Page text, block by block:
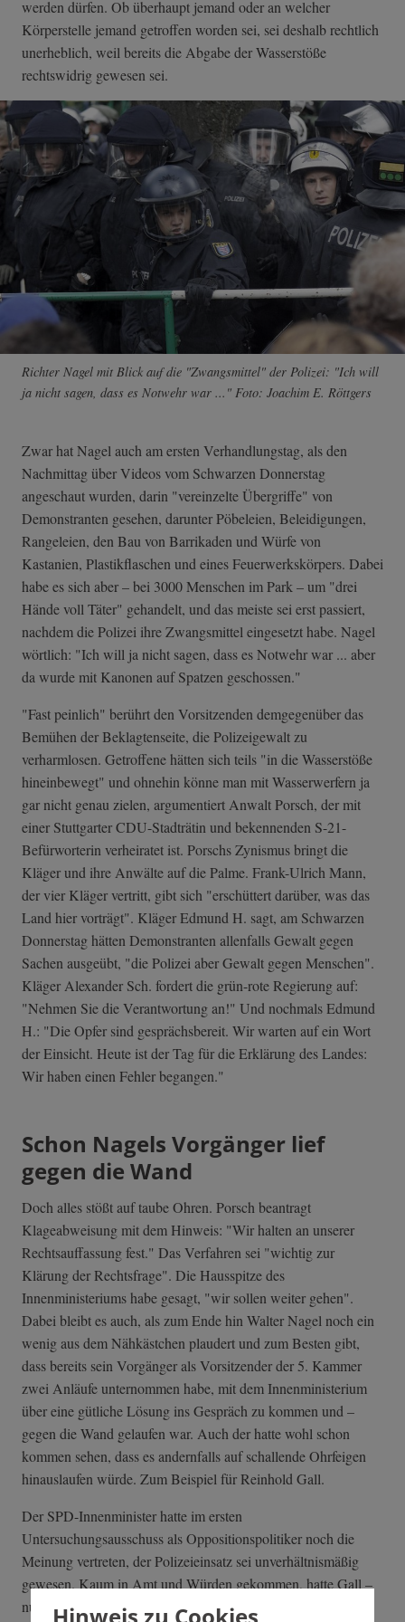
werden dürfen. Ob überhaupt jemand oder an welcher
Körperstelle jemand getroffen worden sei, sei deshalb rechtlich
unerheblich, weil bereits die Abgabe der Wasserstöße
rechtswidrig gewesen sei.
Richter Nagel mit Blick auf die "Zwangsmittel" der Polizei: "Ich will
ja nicht sagen, dass es Notwehr war ..." Foto: Joachim E. Röttgers
Zwar hat Nagel auch am ersten Verhandlungstag, als den
Nachmittag über Videos vom Schwarzen Donnerstag
angeschaut wurden, darin "vereinzelte Übergriffe" von
Demonstranten gesehen, darunter Pöbeleien, Beleidigungen,
Rangeleien, den Bau von Barrikaden und Würfe von
Kastanien, Plastikflaschen und eines Feuerwerkskörpers. Dabei
habe es sich aber – bei 3000 Menschen im Park – um "drei
Hände voll Täter" gehandelt, und das meiste sei erst passiert,
nachdem die Polizei ihre Zwangsmittel eingesetzt habe. Nagel
wörtlich: "Ich will ja nicht sagen, dass es Notwehr war ... aber
da wurde mit Kanonen auf Spatzen geschossen."
"Fast peinlich" berührt den Vorsitzenden demgegenüber das
Bemühen der Beklagtenseite, die Polizeigewalt zu
verharmlosen. Getroffene hätten sich teils "in die Wasserstöße
hineinbewegt" und ohnehin könne man mit Wasserwerfern ja
gar nicht genau zielen, argumentiert Anwalt Porsch, der mit
einer Stuttgarter CDU-Stadträtin und bekennenden S-21-
Befürworterin verheiratet ist. Porschs Zynismus bringt die
Kläger und ihre Anwälte auf die Palme. Frank-Ulrich Mann,
der vier Kläger vertritt, gibt sich "erschüttert darüber, was das
Land hier vorträgt". Kläger Edmund H. sagt, am Schwarzen
Donnerstag hätten Demonstranten allenfalls Gewalt gegen
Sachen ausgeübt, "die Polizei aber Gewalt gegen Menschen".
Kläger Alexander Sch. fordert die grün-rote Regierung auf:
"Nehmen Sie die Verantwortung an!" Und nochmals Edmund
H.: "Die Opfer sind gesprächsbereit. Wir warten auf ein Wort
der Einsicht. Heute ist der Tag für die Erklärung des Landes:
Wir haben einen Fehler begangen."
Schon Nagels Vorgänger lief
gegen die Wand
Doch alles stößt auf taube Ohren. Porsch beantragt
Klageabweisung mit dem Hinweis: "Wir halten an unserer
Rechtsauffassung fest." Das Verfahren sei "wichtig zur
Klärung der Rechtsfrage". Die Hausspitze des
Innenministeriums habe gesagt, "wir sollen weiter gehen".
Dabei bleibt es auch, als zum Ende hin Walter Nagel noch ein
wenig aus dem Nähkästchen plaudert und zum Besten gibt,
dass bereits sein Vorgänger als Vorsitzender der 5. Kammer
zwei Anläufe unternommen habe, mit dem Innenministerium
über eine gütliche Lösung ins Gespräch zu kommen und –
gegen die Wand gelaufen war. Auch der hatte wohl schon
kommen sehen, dass es andernfalls auf schallende Ohrfeigen
hinauslaufen würde. Zum Beispiel für Reinhold Gall.
Der SPD-Innenminister hatte im ersten
Untersuchungsausschuss als Oppositionspolitiker noch die
Meinung vertreten, der Polizeieinsatz sei unverhältnismäßig
gewesen. Kaum in Amt und Würden gekommen, hatte Gall –
nunmehr auch Chef der baden-württembergischen Polizei –
Hinweis zu Cookies